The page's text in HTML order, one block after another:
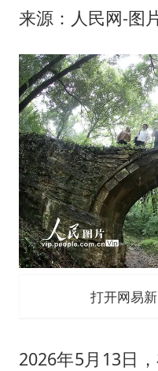
来源：人民网-图
打开网易
2026年5月13日